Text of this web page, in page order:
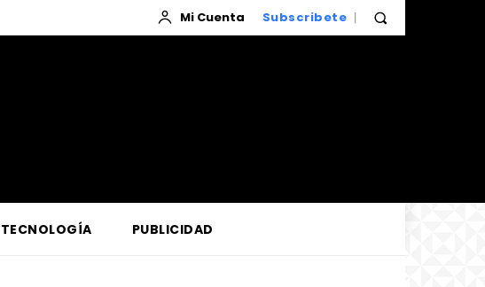
Mi Cuenta Subscribete
TECNOLOGÍA PUBLICIDAD